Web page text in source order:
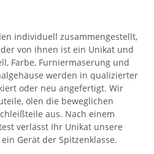
individuell zusammengestellt,
von ihnen ist ein Unikat und
Farbe, Furniermaserung und
werden in qualizierter
oder neu angefertigt. Wir
ölen die beweglichen
aus. Nach einem
verlässt Ihr Unikat unsere
Gerät der Spitzenklasse.